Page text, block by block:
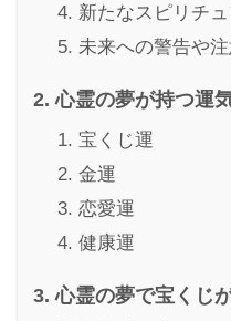
新たなスピリチ
未来への警告や
心霊の夢が持つ運
宝くじ運
金運
恋愛運
健康運
心霊の夢で宝くじ